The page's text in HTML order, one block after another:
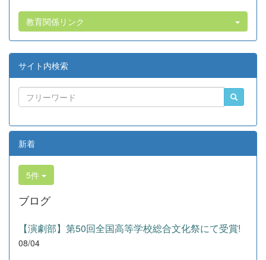
教育関係リンク
サイト内検索
新着
5件
ブログ
【演劇部】第50回全国高等学校総合文化祭にて受賞!
08/04